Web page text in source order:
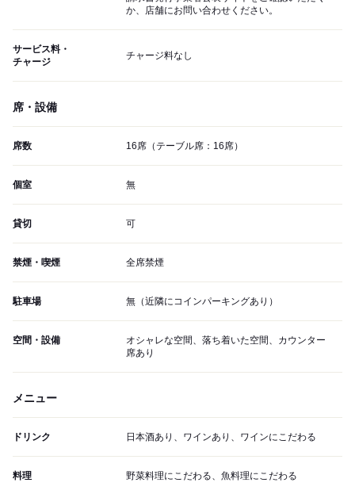
か、店舗にお問い合わせください。
サービス料・
チャージ
チャージ料なし
席・設備
席数 16席（テーブル席：16席）
個室 無
貸切 可
禁煙・喫煙 全席禁煙
駐車場 無（近隣にコインパーキングあり）
空間・設備
オシャレな空間、落ち着いた空間、カウンター
席あり
メニュー
ドリンク 日本酒あり、ワインあり、ワインにこだわる
料理 野菜料理にこだわる、魚料理にこだわる